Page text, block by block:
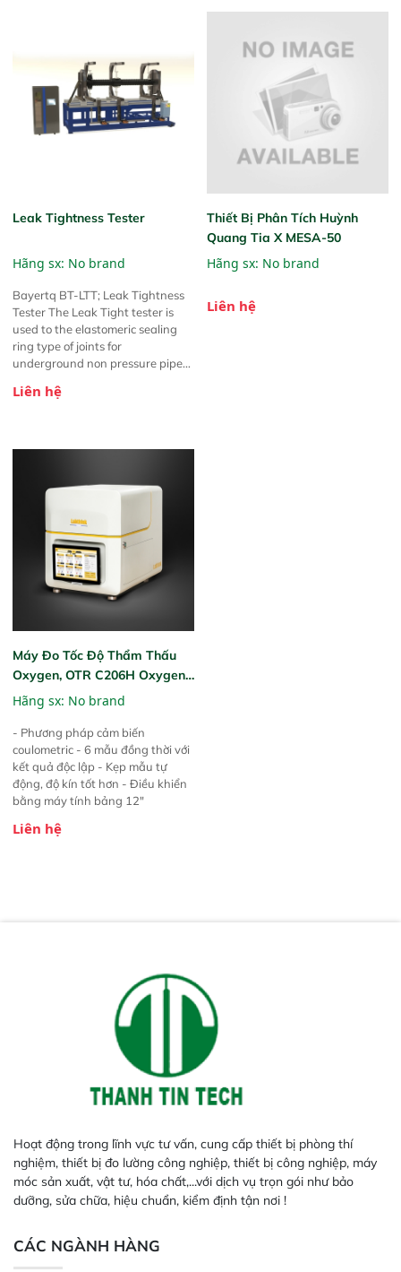
Leak Tightness Tester
Hãng sx: No brand
Bayertq BT-LTT; Leak Tightness
Tester The Leak Tight tester is
used to the elastomeric sealing
ring type of joints for
underground non pressure pipe
ISO 13844 or equivalent. The
1600 mm and comprises the
Tightness Tester cabinet Module
for generating low pressure
according to EN1277 frame for
dimensions from Ø110 mm up to
Ø1600 mm equipped for high
pressure in case required
Liên hệ
Thiết Bị Phân Tích Huỳnh
Quang Tia X MESA-50
Hãng sx: No brand
Liên hệ
Máy Đo Tốc Độ Thẩm Thấu
Oxygen, OTR C206H Oxygen
Transmission Rate Test
System
Hãng sx: No brand
- Phương pháp cảm biến
coulometric - 6 mẫu đồng thời với
kết quả độc lập - Kẹp mẫu tự
động, độ kín tốt hơn - Điều khiển
bằng máy tính bảng 12"
Liên hệ
Hoạt động trong lĩnh vực tư vấn, cung cấp thiết bị phòng thí
nghiệm, thiết bị đo lường công nghiệp, thiết bị công nghiệp, máy
móc sản xuất, vật tư, hóa chất,...với dịch vụ trọn gói như bảo
dưỡng, sửa chữa, hiệu chuẩn, kiểm định tận nơi !
CÁC NGÀNH HÀNG